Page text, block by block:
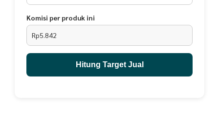
Komisi per produk ini
Rp5.842
Hitung Target Jual